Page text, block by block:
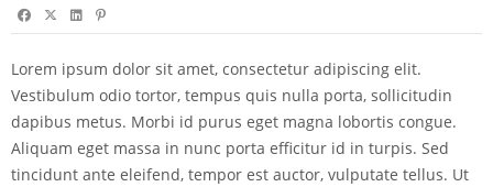
Lorem ipsum dolor sit amet, consectetur adipiscing elit.
Vestibulum odio tortor, tempus quis nulla porta, sollicitudin
dapibus metus. Morbi id purus eget magna lobortis congue.
Aliquam eget massa in nunc porta efficitur id in turpis. Sed
tincidunt ante eleifend, tempor est auctor, vulputate tellus. Ut